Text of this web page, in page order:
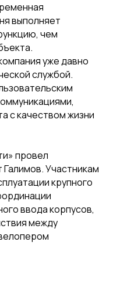
выполняет
чем
уже давно
службой.
с качеством жизни
провел
Участникам
крупного
ввода корпусов,
между